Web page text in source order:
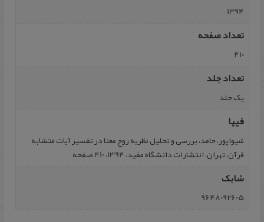
1394
تعداد صفحه
410
تعداد جلد
یک جلد
فیپا
شیوا‌پور، حامد، بررسی و تحلیل نظریه روح معنا در تفسیر آیات متشابه
قرآن، تهران، انتشارات دانشگاه مفید، 1394، 410 صفحه
شابک
9648092605